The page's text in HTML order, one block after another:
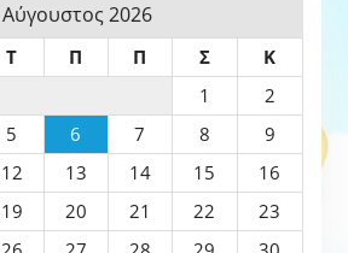
Αύγουστος 2026
Τ Π Π Σ
Κ
1
2
5 6 7 8
9
12 13 14 15
16
19 20 21 22
23